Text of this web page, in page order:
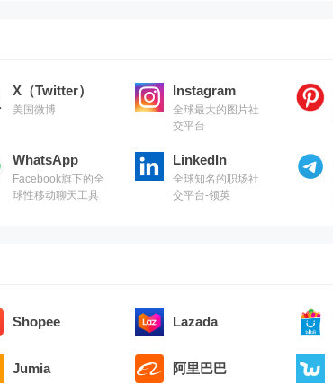
X（Twitter）
美国微博
Instagram
全球最大的图片社
交平台
WhatsApp
Facebook旗下的全
球性移动聊天工具
LinkedIn
全球知名的职场社
交平台-领英
Shopee Lazada
Jumia 阿里巴巴